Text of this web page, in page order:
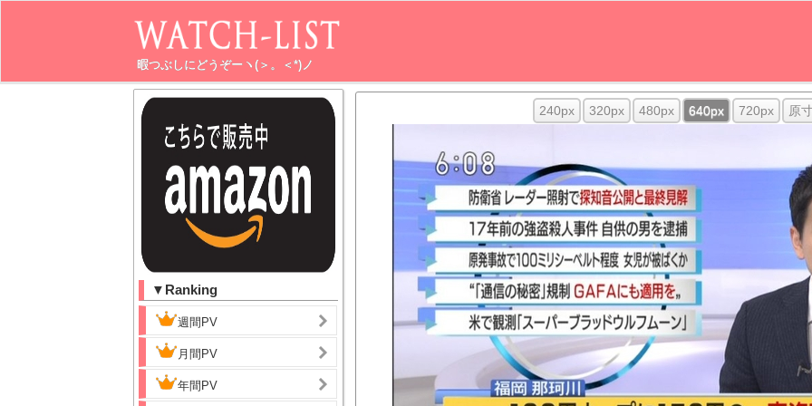
暇つぶしにどうぞーヽ(＞。＜*)ノ
▼Ranking
週間PV
月間PV
年間PV
240px 320px 480px 640px 720px 原